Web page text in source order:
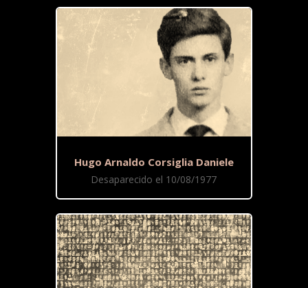
Hugo Arnaldo Corsiglia Daniele
Desaparecido el 10/08/1977